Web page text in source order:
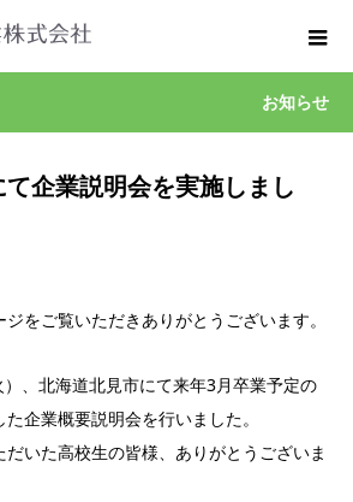
お知らせ
企業説明会を実施しまし
をご覧いただきありがとうございます。
、北海道北見市にて来年3月卒業予定の
企業概要説明会を行いました。
いた高校生の皆様、ありがとうございま